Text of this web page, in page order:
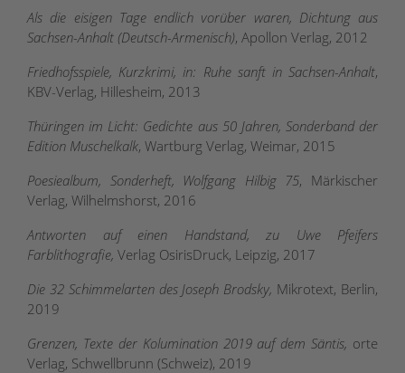
Als die eisigen Tage endlich vorüber waren, Dichtung aus
Sachsen-Anhalt (Deutsch-Armenisch), Apollon Verlag, 2012
Friedhofsspiele, Kurzkrimi, in: Ruhe sanft in Sachsen-Anhalt,
KBV-Verlag, Hillesheim, 2013
Thüringen im Licht: Gedichte aus 50 Jahren, Sonderband der
Edition Muschelkalk, Wartburg Verlag, Weimar, 2015
Poesiealbum, Sonderheft, Wolfgang Hilbig 75, Märkischer
Verlag, Wilhelmshorst, 2016
Antworten auf einen Handstand, zu Uwe Pfeifers
Farblithografie, Verlag OsirisDruck, Leipzig, 2017
Die 32 Schimmelarten des Joseph Brodsky, Mikrotext, Berlin,
2019
Grenzen, Texte der Kolumination 2019 auf dem Säntis, orte
Verlag, Schwellbrunn (Schweiz), 2019